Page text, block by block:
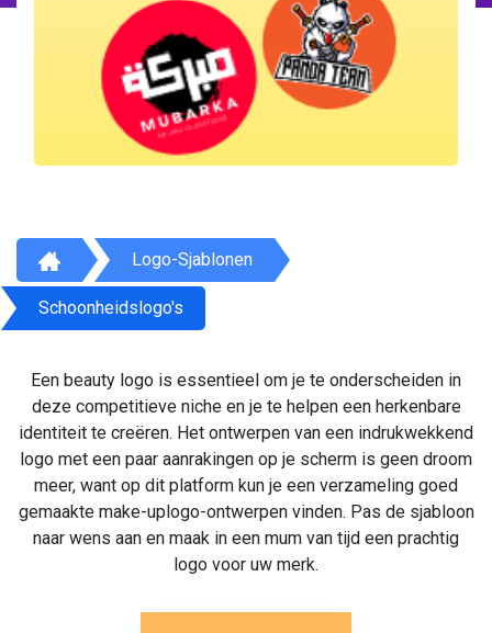
Logo-Sjablonen
Schoonheidslogo's
Een beauty logo is essentieel om je te onderscheiden in
deze competitieve niche en je te helpen een herkenbare
identiteit te creëren. Het ontwerpen van een indrukwekkend
logo met een paar aanrakingen op je scherm is geen droom
meer, want op dit platform kun je een verzameling goed
gemaakte make-uplogo-ontwerpen vinden. Pas de sjabloon
naar wens aan en maak in een mum van tijd een prachtig
logo voor uw merk.